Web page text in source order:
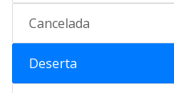
Cancelada
Deserta